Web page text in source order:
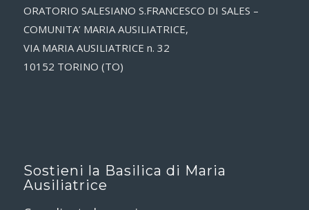
ORATORIO SALESIANO S.FRANCESCO DI SALES –
COMUNITA’ MARIA AUSILIATRICE,
VIA MARIA AUSILIATRICE n. 32
10152 TORINO (TO)
Sostieni la Basilica di Maria
Ausiliatrice